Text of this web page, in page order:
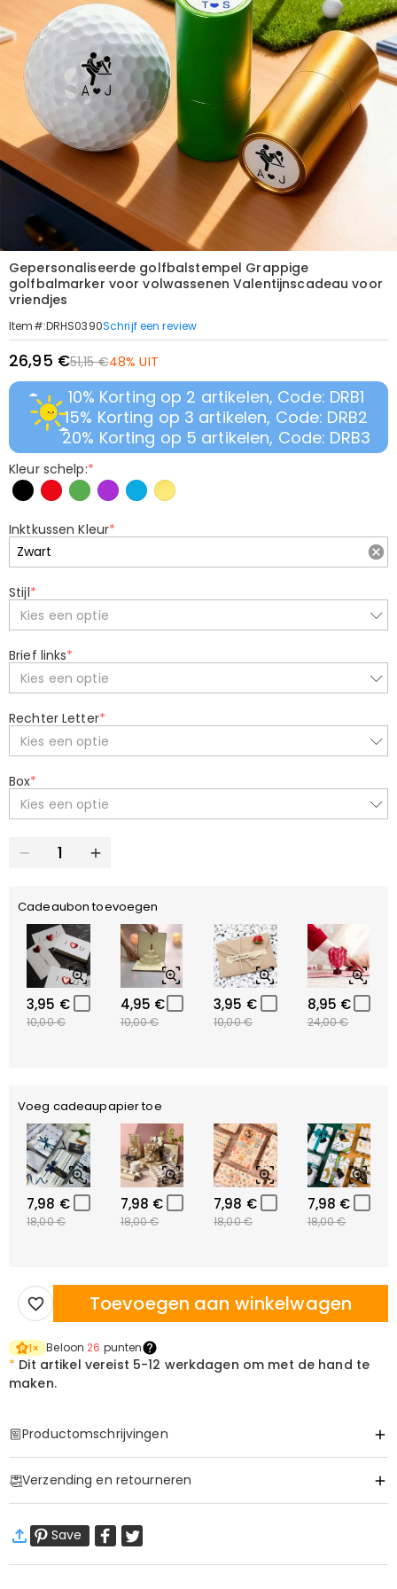
Gepersonaliseerde golfbalstempel Grappige
golfbalmarker voor volwassenen Valentijnscadeau voor
vriendjes
Item#:DRHS0390Schrijf een review
26,95 €51,15 €48% UIT
10% Korting op 2 artikelen, Code: DRB1
15% Korting op 3 artikelen, Code: DRB2
20% Korting op 5 artikelen, Code: DRB3
Kleur schelp:*
Inktkussen Kleur*
Stijl*
Kies een optie
Brief links*
Kies een optie
Rechter Letter*
Kies een optie
Box*
Kies een optie
Cadeaubon toevoegen
3,95 €
10,00 €
4,95 €
10,00 €
3,95 €
10,00 €
8,95 €
24,00 €
Voeg cadeaupapier toe
7,98 €
18,00 €
7,98 €
18,00 €
7,98 €
18,00 €
7,98 €
18,00 €
Toevoegen aan winkelwagen
1× Beloon 26 punten
* Dit artikel vereist 5-12 werkdagen om met de hand te
maken.
Productomschrijvingen
Verzending en retourneren
Wij willen dat u zich comfortabel en zeker voelt tijdens het
Save